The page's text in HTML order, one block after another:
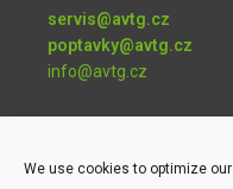
We use cookies to optimize
servis@avtg.cz
poptavky@avtg.cz
info@avtg.cz